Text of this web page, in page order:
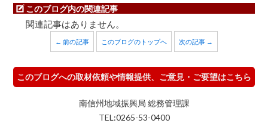
このブログ内の関連記事
関連記事はありません。
← 前の記事 このブログのトップへ 次の記事 →
このブログへの取材依頼や情報提供、ご意見・ご要望はこちら
南信州地域振興局 総務管理課
TEL:0265-53-0400